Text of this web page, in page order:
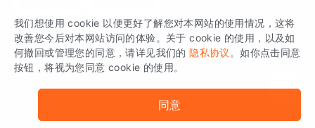
场景指南
关注公众号 获取更多干货
GrowingIO 是专注于数据智能分析与增长的品牌，核心平台为 GrowingIO
分析云。
版权所有 © 北京易数科技有限公司
我们想使用 cookie 以便更好了解您对本网站的使用情况，这将
改善您今后对本网站访问的体验。关于 cookie 的使用，以及如
何撤回或管理您的同意，请详见我们的 隐私协议 。如你点击同意
按钮，将视为您同意 cookie 的使用。
同意